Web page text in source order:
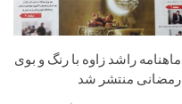
ماهنامه راشد زاوه با رنگ و بوی
رمضانی منتشر شد